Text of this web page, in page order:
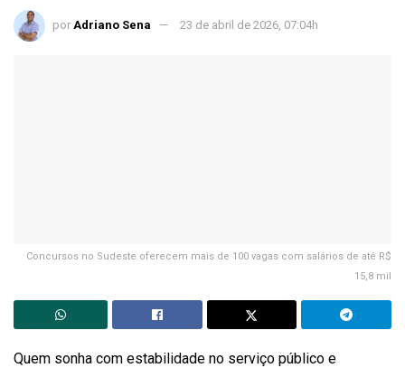
por Adriano Sena 23 de abril de 2026, 07:04h
Concursos no Sudeste oferecem mais de 100 vagas com salários de até R$
15,8 mil
Quem sonha com estabilidade no serviço público e